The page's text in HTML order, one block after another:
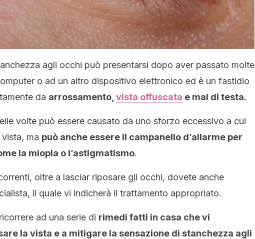
agli occhi può presentarsi dopo aver passato molte
o ad un altro dispositivo elettronico ed è un fastidio
da arrossamento, vista offuscata e mal di testa.
volte può essere causato da uno sforzo eccessivo a cui
ma può anche essere il campanello d’allarme per
la miopia o l’astigmatismo.
oltre a lasciar riposare gli occhi, dovete anche
il quale vi indicherà il trattamento appropriato.
ad una serie di rimedi fatti in casa che vi
la vista e a mitigare la sensazione di stanchezza agli